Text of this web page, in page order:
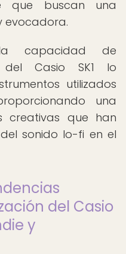
que buscan una
evocadora.
capacidad de
del Casio SK1 lo
utilizados
una
creativas que han
sonido lo-fi en el
del Casio
y